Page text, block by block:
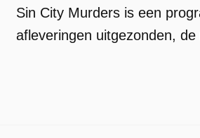
Sin City Murders is een
afleveringen uitgezonden,